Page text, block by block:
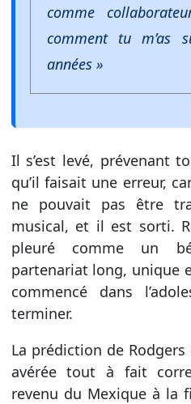
comme
comment tu m’as
années »
Il s’est levé, prévenant
qu’il faisait une erreur,
ne pouvait pas être
musical, et il est sorti.
pleuré comme un
partenariat long, unique
commencé dans
terminer.
La prédiction de Rodgers
avérée tout à fait
revenu du Mexique à la